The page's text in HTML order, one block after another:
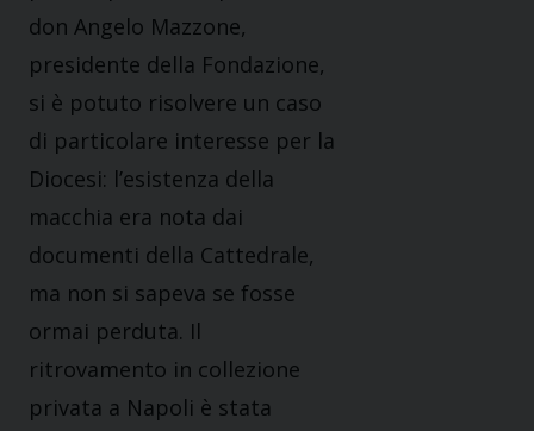
don Angelo Mazzone,
presidente della Fondazione,
si è potuto risolvere un caso
di particolare interesse per la
Diocesi: l’esistenza della
macchia era nota dai
documenti della Cattedrale,
ma non si sapeva se fosse
ormai perduta. Il
ritrovamento in collezione
privata a Napoli è stata